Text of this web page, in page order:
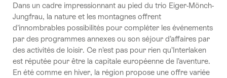
Dans un cadre impressionnant au pied du trio Eiger-Mönch-
Jungfrau, la nature et les montagnes offrent
d’innombrables possibilités pour compléter les événements
par des programmes annexes ou son séjour d’affaires par
des activités de loisir. Ce n’est pas pour rien qu’Interlaken
est réputée pour être la capitale européenne de l’aventure.
En été comme en hiver, la région propose une offre variée